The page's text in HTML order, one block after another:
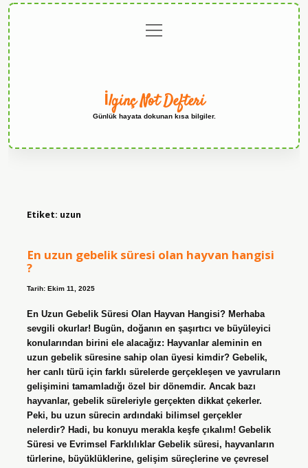
menüyü
aç
İlginç Not Defteri
Günlük hayata dokunan kısa bilgiler.
Etiket: uzun
En uzun gebelik süresi olan hayvan hangisi
?
Tarih: Ekim 11, 2025
En Uzun Gebelik Süresi Olan Hayvan Hangisi? Merhaba
sevgili okurlar! Bugün, doğanın en şaşırtıcı ve büyüleyici
konularından birini ele alacağız: Hayvanlar aleminin en
uzun gebelik süresine sahip olan üyesi kimdir? Gebelik,
her canlı türü için farklı sürelerde gerçekleşen ve yavruların
gelişimini tamamladığı özel bir dönemdir. Ancak bazı
hayvanlar, gebelik süreleriyle gerçekten dikkat çekerler.
Peki, bu uzun sürecin ardındaki bilimsel gerçekler
nelerdir? Hadi, bu konuyu merakla keşfe çıkalım! Gebelik
Süresi ve Evrimsel Farklılıklar Gebelik süresi, hayvanların
türlerine, büyüklüklerine, gelişim süreçlerine ve çevresel